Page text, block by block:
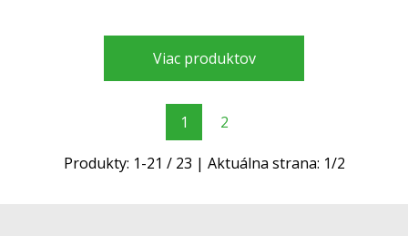
Viac produktov
1 2
Produkty: 1-21 / 23 | Aktuálna strana: 1/2